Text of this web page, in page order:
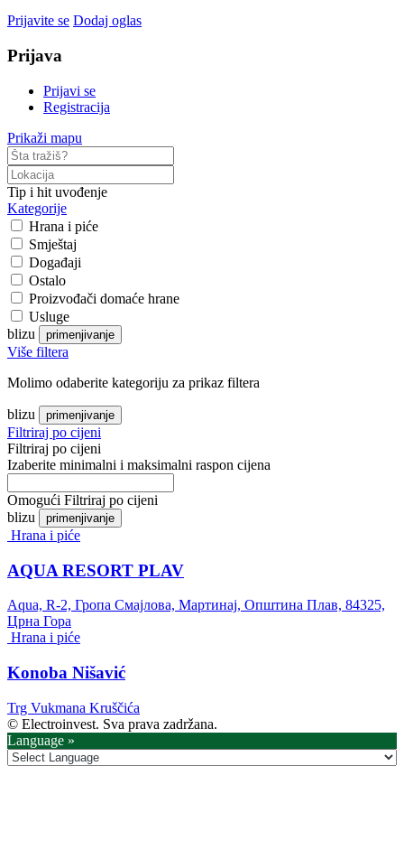
Prijavite se Dodaj oglas
Prijava
Prijavi se
Registracija
Prikaži mapu
Tip i hit uvođenje
Kategorije
Hrana i piće
Smještaj
Događaji
Ostalo
Proizvođači domaće hrane
Usluge
blizu
primenjivanje
Više filtera
Molimo odaberite kategoriju za prikaz filtera
blizu primenjivanje
Filtriraj po cijeni
Filtriraj po cijeni
Izaberite minimalni i maksimalni raspon cijena
Omogući Filtriraj po cijeni
blizu
primenjivanje
Hrana i piće
AQUA RESORT PLAV
Aqua, R-2, Гропа Смајлова, Мартинај, Општина Плав, 84325,
Црна Гора
Hrana i piće
Konoba Nišavić
Trg Vukmana Kruščića
© Electroinvest. Sva prava zadržana.
Language »